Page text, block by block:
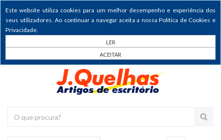
Este website utiliza cookies para um melhor desempenho e experiência dos
seus utilizadores. Ao continuar a navegar aceita a nossa Política de Cookies e
Privacidade.
LER
ACEITAR